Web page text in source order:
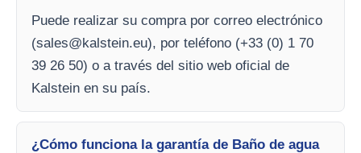
Puede realizar su compra por correo electrónico
(sales@kalstein.eu), por teléfono (+33 (0) 1 70
39 26 50) o a través del sitio web oficial de
Kalstein en su país.
¿Cómo funciona la garantía de Baño de agua